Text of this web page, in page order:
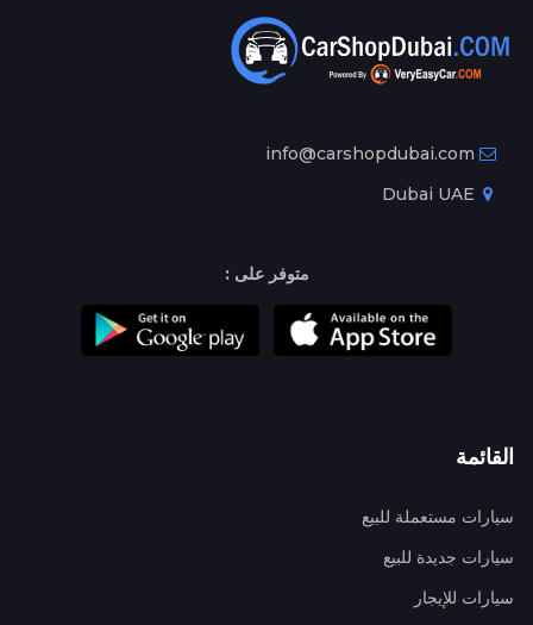
info@carshopdubai.com
متوفر على :
القائمة
سيارات مستعملة للبيع
سيارات جديدة للبيع
سيارات للإيجار